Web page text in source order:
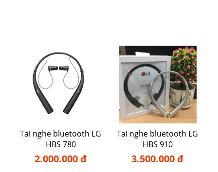
Tai nghe bluetooth LG
HBS 780
2.000.000 đ
Tai nghe bluetooth LG
HBS 910
3.500.000 đ